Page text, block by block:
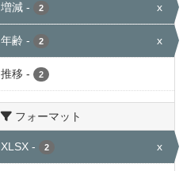
増減 - 2 x
年齢 - 2 x
推移 - 2
フォーマット
XLSX - 2 x